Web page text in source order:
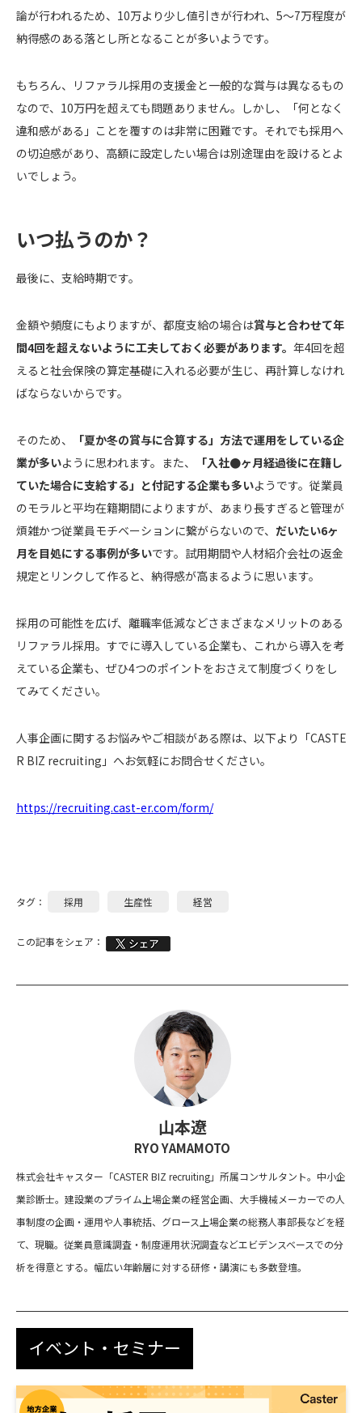
論が行われるため、10万より少し値引きが行われ、5〜7万程度が
納得感のある落とし所となることが多いようです。
もちろん、リファラル採用の支援金と一般的な賞与は異なるもの
なので、10万円を超えても問題ありません。しかし、「何となく
違和感がある」ことを覆すのは非常に困難です。それでも採用へ
の切迫感があり、高額に設定したい場合は別途理由を設けるとよ
いでしょう。
いつ払うのか？
最後に、支給時期です。
金額や頻度にもよりますが、都度支給の場合は賞与と合わせて年
間4回を超えないように工夫しておく必要があります。 年4回を超
えると社会保険の算定基礎に入れる必要が生じ、再計算しなけれ
ばならないからです。
そのため、
「夏か冬の賞与に合算する」方法で運用をしている企
業が多いように思われます。また、
「入社●ヶ月経過後に在籍し
ていた場合に支給する」と付記する企業も多いようです。従業員
のモラルと平均在籍期間によりますが、あまり長すぎると管理が
煩雑かつ従業員モチベーションに繋がらないので、 だいたい6ヶ
月を目処にする事例が多いです。試用期間や人材紹介会社の返金
規定とリンクして作ると、納得感が高まるように思います。
採用の可能性を広げ、離職率低減などさまざまなメリットのある
リファラル採用。すでに導入している企業も、これから導入を考
えている企業も、ぜひ4つのポイントをおさえて制度づくりをし
てみてください。
人事企画に関するお悩みやご相談がある際は、以下より「CASTE
R BIZ recruiting」へお気軽にお問合せください。
https://recruiting.cast-er.com/form/
タグ： 採用 生産性 経営
この記事をシェア：
山本遼
RYO YAMAMOTO
株式会社キャスター「CASTER BIZ recruiting」所属コンサルタント。中小企
業診断士。建設業のプライム上場企業の経営企画、大手機械メーカーでの人
事制度の企画・運用や人事統括、グロース上場企業の総務人事部長などを経
て、現職。従業員意識調査・制度運用状況調査などエビデンスベースでの分
析を得意とする。幅広い年齢層に対する研修・講演にも多数登壇。
イベント・セミナー